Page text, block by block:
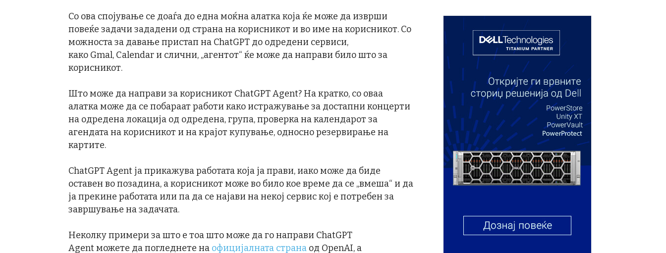
Со ова спојување се доаѓа до една моќна алатка која ќе може да изврши
повеќе задачи зададени од страна на корисникот и во име на корисникот. Со
можноста за давање пристап на ChatGPT до одредени сервиси,
како Gmal, Calendar и слични, „агентот“ ќе може да направи било што за
корисникот.
Што може да направи за корисникот ChatGPT Agent? На кратко, со оваа
алатка може да се побараат работи како истражување за достапни концерти
на одредена локација од одредена, група, проверка на календарот за
агендата на корисникот и на крајот купување, односно резервирање на
картите.
ChatGPT Agent ја прикажува работата која ја прави, иако може да биде
оставен во позадина, а корисникот може во било кое време да се „вмеша“ и да
ја прекине работата или па да се најави на некој сервис кој е потребен за
завршување на задачата.
Неколку примери за што е тоа што може да го направи ChatGPT
Agent можете да погледнете на официјалната страна од OpenAI, а